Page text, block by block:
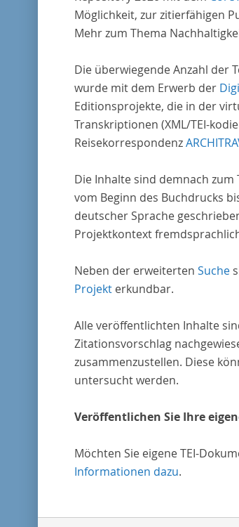
Möglichkeit, zur zitierfähigen
Mehr zum Thema
Die überwiegende Anzahl der
wurde mit dem Erwerb der
Editionsprojekte, die in der
Transkriptionen (XML/TEI-
Reisekorrespondenz
Die Inhalte sind demnach
vom Beginn des Buchdrucks
deutscher Sprache
Projektkontext
Neben der erweiterten Suche
Projekterkundbar.
Alle veröffentlichten Inhalte
Zitationsvorschlag
zusammenzustellen. Diese
untersucht werden.
Veröffentlichen Sie Ihre
Möchten Sie eigene TEI-
Informationen dazu.